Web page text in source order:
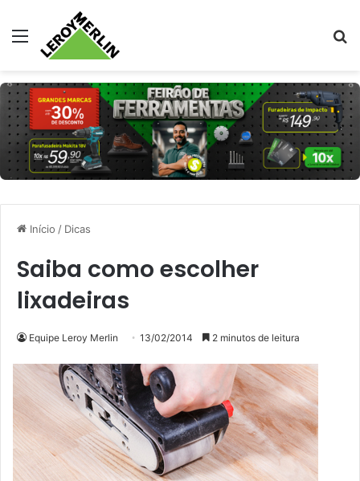
Menu
Início / Dicas
Saiba como escolher
lixadeiras
Equipe Leroy Merlin 13/02/2014 2 minutos de leitura